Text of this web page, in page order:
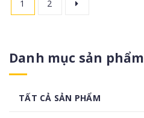
1 2
Danh mục sản phẩm
TẤT CẢ SẢN PHẨM